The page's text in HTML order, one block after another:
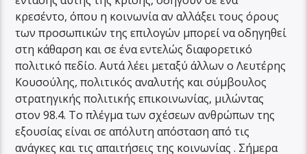
κρεσέντο, όπου η κοινωνία αν αλλάξει τους όρους
των προσωπικών της επιλογών μπορεί να οδηγηθεί
στη κάθαρση και σε ένα εντελώς διαφορετικό
πολιτικό πεδίο. Αυτά λέει μεταξύ άλλων ο Λευτέρης
Κουσούλης, πολιτικός αναλυτής και σύμβουλος
στρατηγικής πολιτικής επικοινωνίας, μιλώντας
στον 98.4. Το πλέγμα των σχέσεων ανθρώπων της
εξουσίας είναι σε απόλυτη απόσταση από τις
ανάγκες και τις απαιτήσεις της κοινωνίας . Σήμερα